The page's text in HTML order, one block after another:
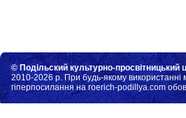
© Подільский культурно-просвітницький
2010-2026 р. При будь-якому використанні
гіперпосилання на roerich-podillya.com